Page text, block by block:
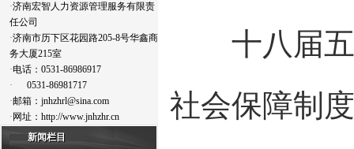
·济南宏智人力资源管理服务有限责
任公司
·济南市历下区花园路205-8号华鑫商
务大厦215室
·电话：0531-86986917
· 0531-86981717
·邮箱：jnhzhrl@sina.com
· 网址：http://www.jnhzhr.cn
新闻栏目
十八届五
社会保障制